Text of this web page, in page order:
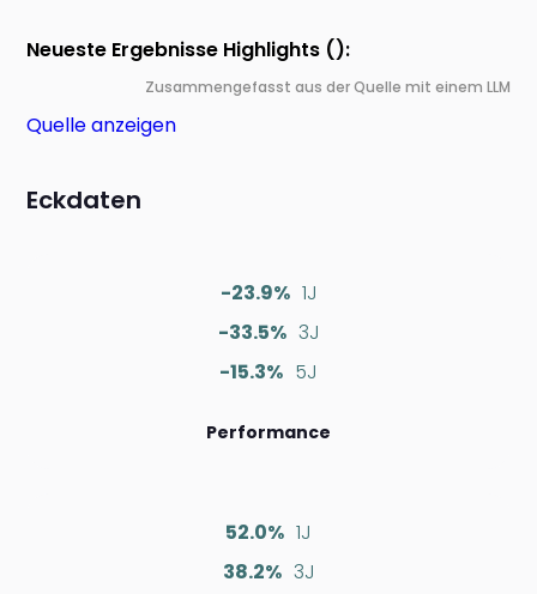
Neueste Ergebnisse Highlights ():
Zusammengefasst aus der Quelle mit einem LLM
Quelle anzeigen
Eckdaten
-23.9% 1J
-33.5% 3J
-15.3% 5J
Performance
52.0% 1J
38.2% 3J